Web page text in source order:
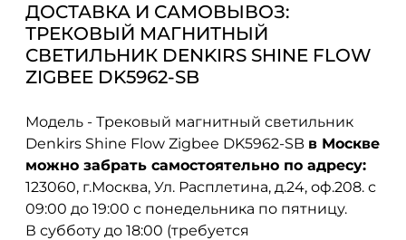
ДОСТАВКА И САМОВЫВОЗ:
ТРЕКОВЫЙ МАГНИТНЫЙ
СВЕТИЛЬНИК DENKIRS SHINE FLOW
ZIGBEE DK5962-SB
Модель - Трековый магнитный светильник
Denkirs Shine Flow Zigbee DK5962-SB в Москве
можно забрать самостоятельно по адресу:
123060, г.Москва, Ул. Расплетина, д.24, оф.208. с
09:00 до 19:00 с понедельника по пятницу.
В субботу до 18:00 (требуется